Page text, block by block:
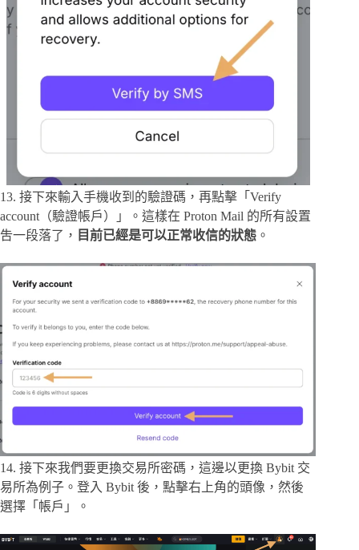
13. 接下來輸入手機收到的驗證碼，再點擊「Verify
account（驗證帳戶）」。這樣在 Proton Mail 的所有設置
吿一段落了， 目前已經是可以正常收信的狀態 。
14. 接下來我們要更換交易所密碼，這邊以更換 Bybit 交
易所為例子。登入 Bybit 後，點擊右上角的頭像，然後
選擇「帳戶」。